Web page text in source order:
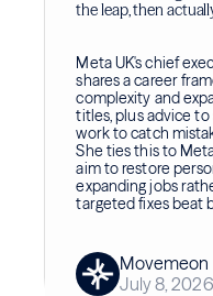
the leap, then
Meta UK's chief
shares a career
complexity and
titles, plus advice
work to catch
She ties this to
aim to restore
expanding jobs
targeted fixes beat
Movemeon
July 8, 2026